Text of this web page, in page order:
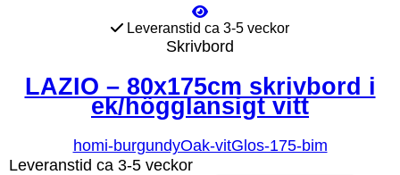
Leveranstid ca 3-5 veckor
Skrivbord
LAZIO – 80x175cm skrivbord i
ek/högglansigt vitt
homi-burgundyOak-vitGlos-175-bim
Leveranstid ca 3-5 veckor